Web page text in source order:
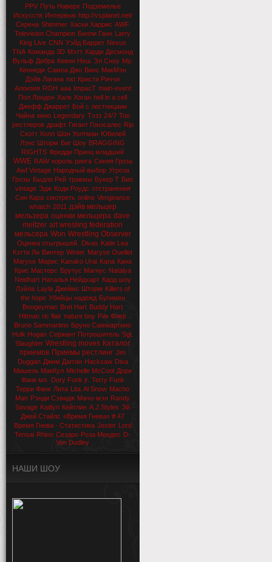
PPV Путь Наверх Подземелье
Искусств Интервью http://vsplanet.net/
Серена Shimmer Хаски Харрис AWF
Television Champion Билли Ганн Larry
King Live CNN Уэйд Баррет Nexus
TNA Команда 3D Мэтт Харди Десмонд
Вульф Дебра Кевин Неш Эл Сноу Мр.
Кеннеди Самоа Джо Винс МакМэн
Дэйв Лагана nxt Кристи Риччи
Алоизия ROH aaa ImpacT main-event
Пол Лондон Халк Хоган hell in a cell
Джефф Джаррет Бой с лестницаии
Чайна кино Legendary Тэзз 24/7 Топ
рестлеров драфт Гигант Гонзсалес Rip
Скотт Холл Шон Уолтман Юбилей
Лэнс Шторм Биг Шоу BRAGGING
RIGHTS Фредди Принц младший
WWE RAW король ринга Синяя Гроза
Awf Vintage Народный выбор Угроза
Грозы Быдло Рей травмы Букер Т Био
vintage Эдж Коди Роудс отстранения
Син Кара смотреть online Vengeance
whatch 2011 дэйв мельцер
мельзера оценки мельцера dave
meltzer art wresling federation
мельсера Won Wrestling Observer
Оценка отыгрышей. Divas Katie Lea
Кэтти Ли Винтер Winter Maryse Ouellet
Maryse Марис Kanako Urai Kana Кана
Крис Мастерс Брутус Магнус Natalya
Neidhart Наталья Нейдхарт Кард шоу
Лэйла Layla Джеймс Шторм Killers of
the hope Убийцы надежд Бугимен
Boogeyman Bret Hart Buddy Hart
Hitman ric flair nature boy Рик Флер
Bruno Sammartino Бруно Саммартино
Hulk Hogan Сержант Потрошитель Sgt.
Slaughter Wrestling moves Каталог
приемов Приемы рестлинг Jim
Duggan Джим Дагган Hacksaw Diva
Мишель МакКул Michelle McCool Дори
Фанк мл.
Dory Funk jr. Terry Funk
Терри Фанк Лита Lita Al Snow Macho
Man Рэнди Сэвидж Мачо-мэн Randy
Savage Kaitlyn Кейтлин A.J.Styles Эй
Джей Стайлс «Время Гнева» # 47
Время Гнева - Статистика Jester Lord
Tensai Rhino Сезаро Роза Мендес D-
Von Dudley
НАШИ ШОУ